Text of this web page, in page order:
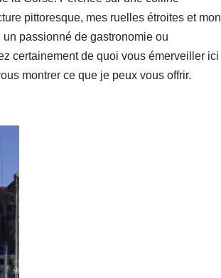
pittoresque, mes ruelles étroites et mon
passionné de gastronomie ou
certainement de quoi vous émerveiller ici
montrer ce que je peux vous offrir.